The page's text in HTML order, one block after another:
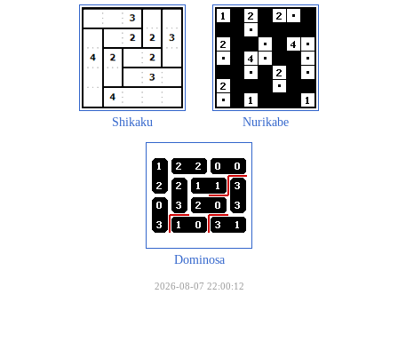
Shikaku Nurikabe
Dominosa
2026-08-07 22:00:12